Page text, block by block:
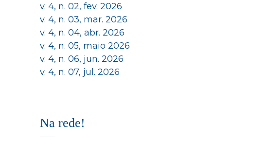
v. 4, n. 02, fev. 2026
v. 4, n. 03, mar. 2026
v. 4, n. 04, abr. 2026
v. 4, n. 05, maio 2026
v. 4, n. 06, jun. 2026
v. 4, n. 07, jul. 2026
Na rede!